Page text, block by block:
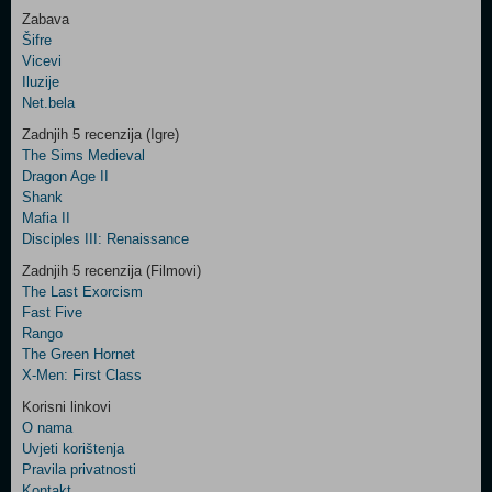
Control
Two
Newsletter
Control
Field
Three
Zabava
Šifre
Vicevi
Iluzije
Net.bela
Zadnjih 5 recenzija (Igre)
The Sims Medieval
Dragon Age II
Shank
Mafia II
Disciples III: Renaissance
Zadnjih 5 recenzija (Filmovi)
The Last Exorcism
Fast Five
Rango
The Green Hornet
X-Men: First Class
Korisni linkovi
O nama
Uvjeti korištenja
Pravila privatnosti